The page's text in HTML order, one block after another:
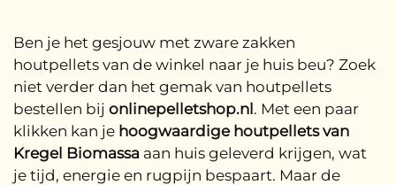
Ben je het gesjouw met zware zakken
houtpellets van de winkel naar je huis beu? Zoek
niet verder dan het gemak van houtpellets
bestellen bij onlinepelletshop.nl . Met een paar
klikken kan je hoogwaardige houtpellets van
Kregel Biomassa aan huis geleverd krijgen, wat
je tijd, energie en rugpijn bespaart. Maar de